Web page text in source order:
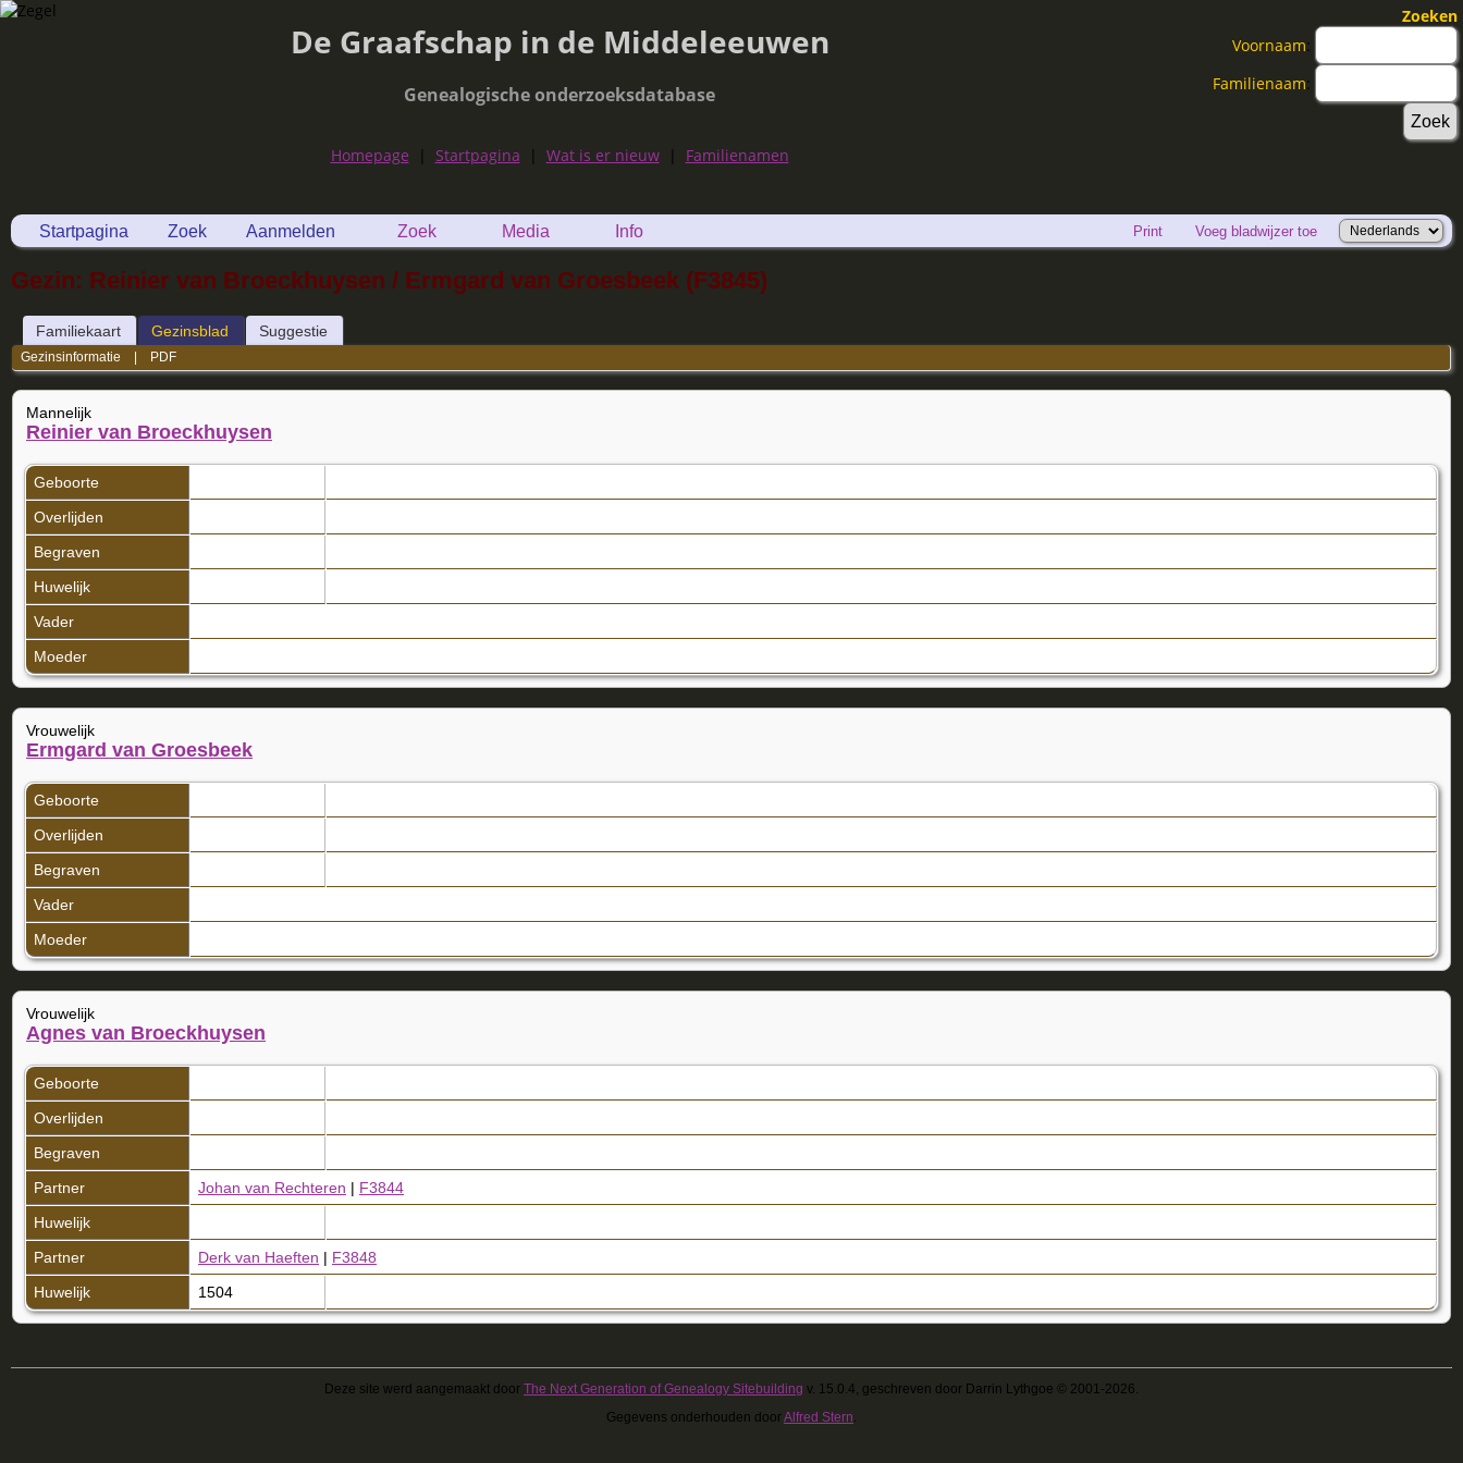
De Graafschap in de Middeleeuwen
Genealogische onderzoeksdatabase
Homepage Startpagina Wat is er nieuw| Familienamen
Zoeken
Voornaam:
Familienaam:
Startpagina Zoek Aanmelden Zoek Media Info Print Voeg bladwijzer toe
Gezin: Reinier van Broeckhuysen / Ermgard van Groesbeek (F3845)
Familiekaart Gezinsblad Suggestie
Gezinsinformatie PDF
Mannelijk
Reinier van Broeckhuysen
Geboorte
Overlijden
Begraven
Huwelijk
Vader
Moeder
Vrouwelijk
Ermgard van Groesbeek
Geboorte
Overlijden
Begraven
Vader
Moeder
Vrouwelijk
Agnes van Broeckhuysen
Geboorte
Overlijden
Begraven
Partner
Johan van Rechteren | F3844
Huwelijk
Partner
Derk van Haeften | F3848
Huwelijk
1504
Deze site werd aangemaakt door The Next Generation of Genealogy Sitebuilding v. 15.0.4, geschreven door Darrin Lythgoe © 2001-2026.
Gegevens onderhouden doorAlfred Stern